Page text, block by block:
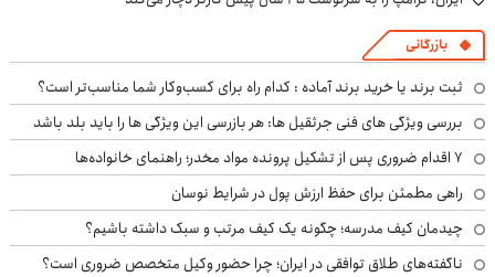
بازرگانی
ثبت برند یا خرید برند آماده : کدام راه برای کسب‌وکار شما مناسب‌تر است؟
بررسی ویژگی های فنی جرثقیل ها: هر بازرسی این ویژگی ها را باید بلد باشد
۷ اقدام ضروری پس از تشکیل پرونده مواد مخدر؛ راهنمای خانواده‌ها
راهی مطمئن برای حفظ ارزش پول در شرایط نوسان
چیدمان کیف مدرسه؛ چگونه یک کیف مرتب و سبک داشته باشیم؟
ناگفته‌های طلاق توافقی در ایران؛ چرا حضور وکیل متخصص ضروری است؟